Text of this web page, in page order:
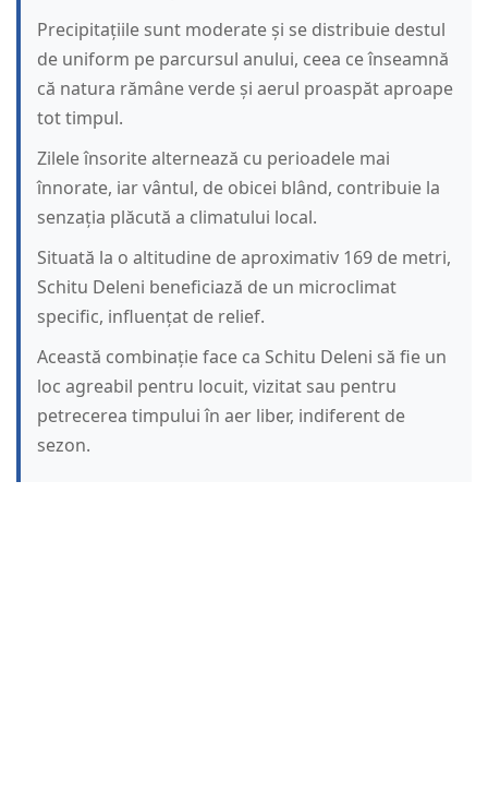
Precipitațiile sunt moderate și se distribuie destul
de uniform pe parcursul anului, ceea ce înseamnă
că natura rămâne verde și aerul proaspăt aproape
tot timpul.
Zilele însorite alternează cu perioadele mai
înnorate, iar vântul, de obicei blând, contribuie la
senzația plăcută a climatului local.
Situată la o altitudine de aproximativ 169 de metri,
Schitu Deleni beneficiază de un microclimat
specific, influențat de relief.
Această combinație face ca Schitu Deleni să fie un
loc agreabil pentru locuit, vizitat sau pentru
petrecerea timpului în aer liber, indiferent de
sezon.